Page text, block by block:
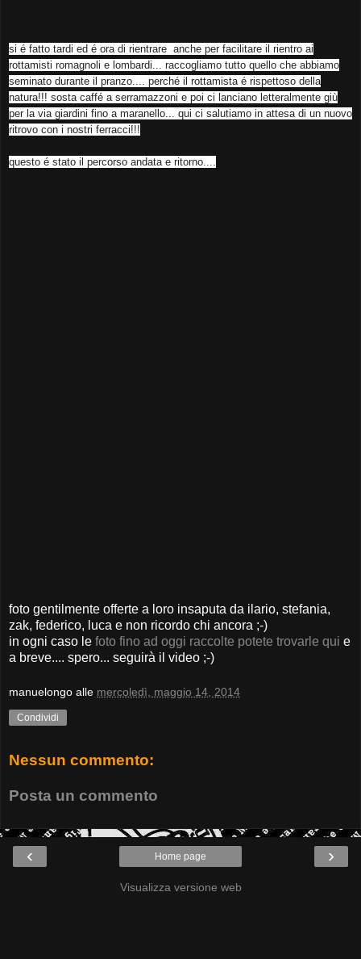
si é fatto tardi ed é ora di rientrare anche per facilitare il rientro ai
rottamisti romagnoli e lombardi... raccogliamo tutto quello che abbiamo
seminato durante il pranzo.... perché il rottamista é rispettoso della
natura!!! sosta caffé a serramazzoni e poi ci lanciano letteralmente giù
per la via giardini fino a maranello... qui ci salutiamo in attesa di un nuovo
ritrovo con i nostri ferracci!!!
questo é stato il percorso andata e ritorno....
foto gentilmente offerte a loro insaputa da ilario, stefania,
zak, federico, luca e non ricordo chi ancora ;-)
in ogni caso le foto fino ad oggi raccolte potete trovarle qui e
a breve.... spero... seguirà il video ;-)
manuelongo alle mercoledì, maggio 14, 2014
Condividi
Nessun commento:
Posta un commento
‹ ›
Home page
Visualizza versione web